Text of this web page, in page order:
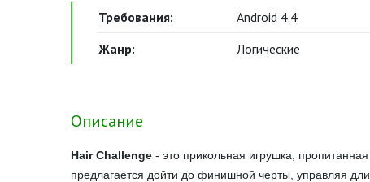
Требования:
Android 4.4
Жанр:
Логические
Описание
Hair Challenge - это прикольная игрушка,
предлагается дойти до финишной черты, управляя